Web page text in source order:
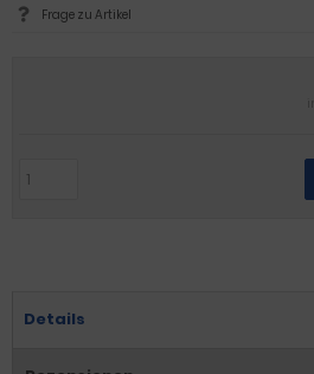
Frage zu Artikel
Details